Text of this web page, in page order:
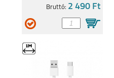
Bruttó: 2 490 Ft